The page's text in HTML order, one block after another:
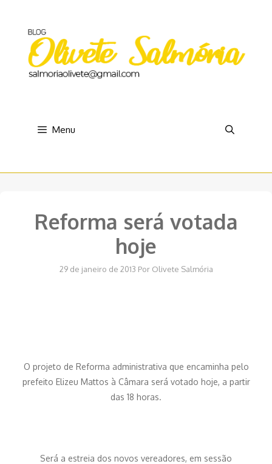
conteúdo
Menu
Reforma será votada
hoje
29 de janeiro de 2013 Por Olivete Salmória
O projeto de Reforma administrativa que encaminha pelo
prefeito Elizeu Mattos à Câmara será votado hoje, a partir
das 18 horas.
Será a estreia dos novos vereadores, em sessão